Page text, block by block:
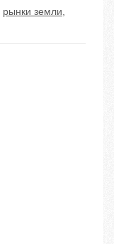
рынки земли,